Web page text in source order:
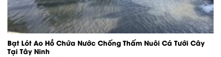
Bạt Lót Ao Hồ Chứa Nước Chống Thấm Nuôi Cá Tưới Cây
Tại Tây Ninh